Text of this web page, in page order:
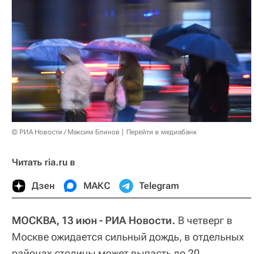
© РИА Новости / Максим Блинов Перейти в медиабанк
Читать ria.ru в
Дзен МАКС Telegram
МОСКВА, 13 июн - РИА Новости. В четверг в
Москве ожидается сильный дождь, в отдельных